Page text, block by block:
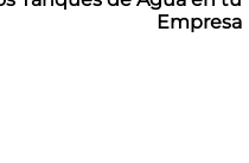
Empresa